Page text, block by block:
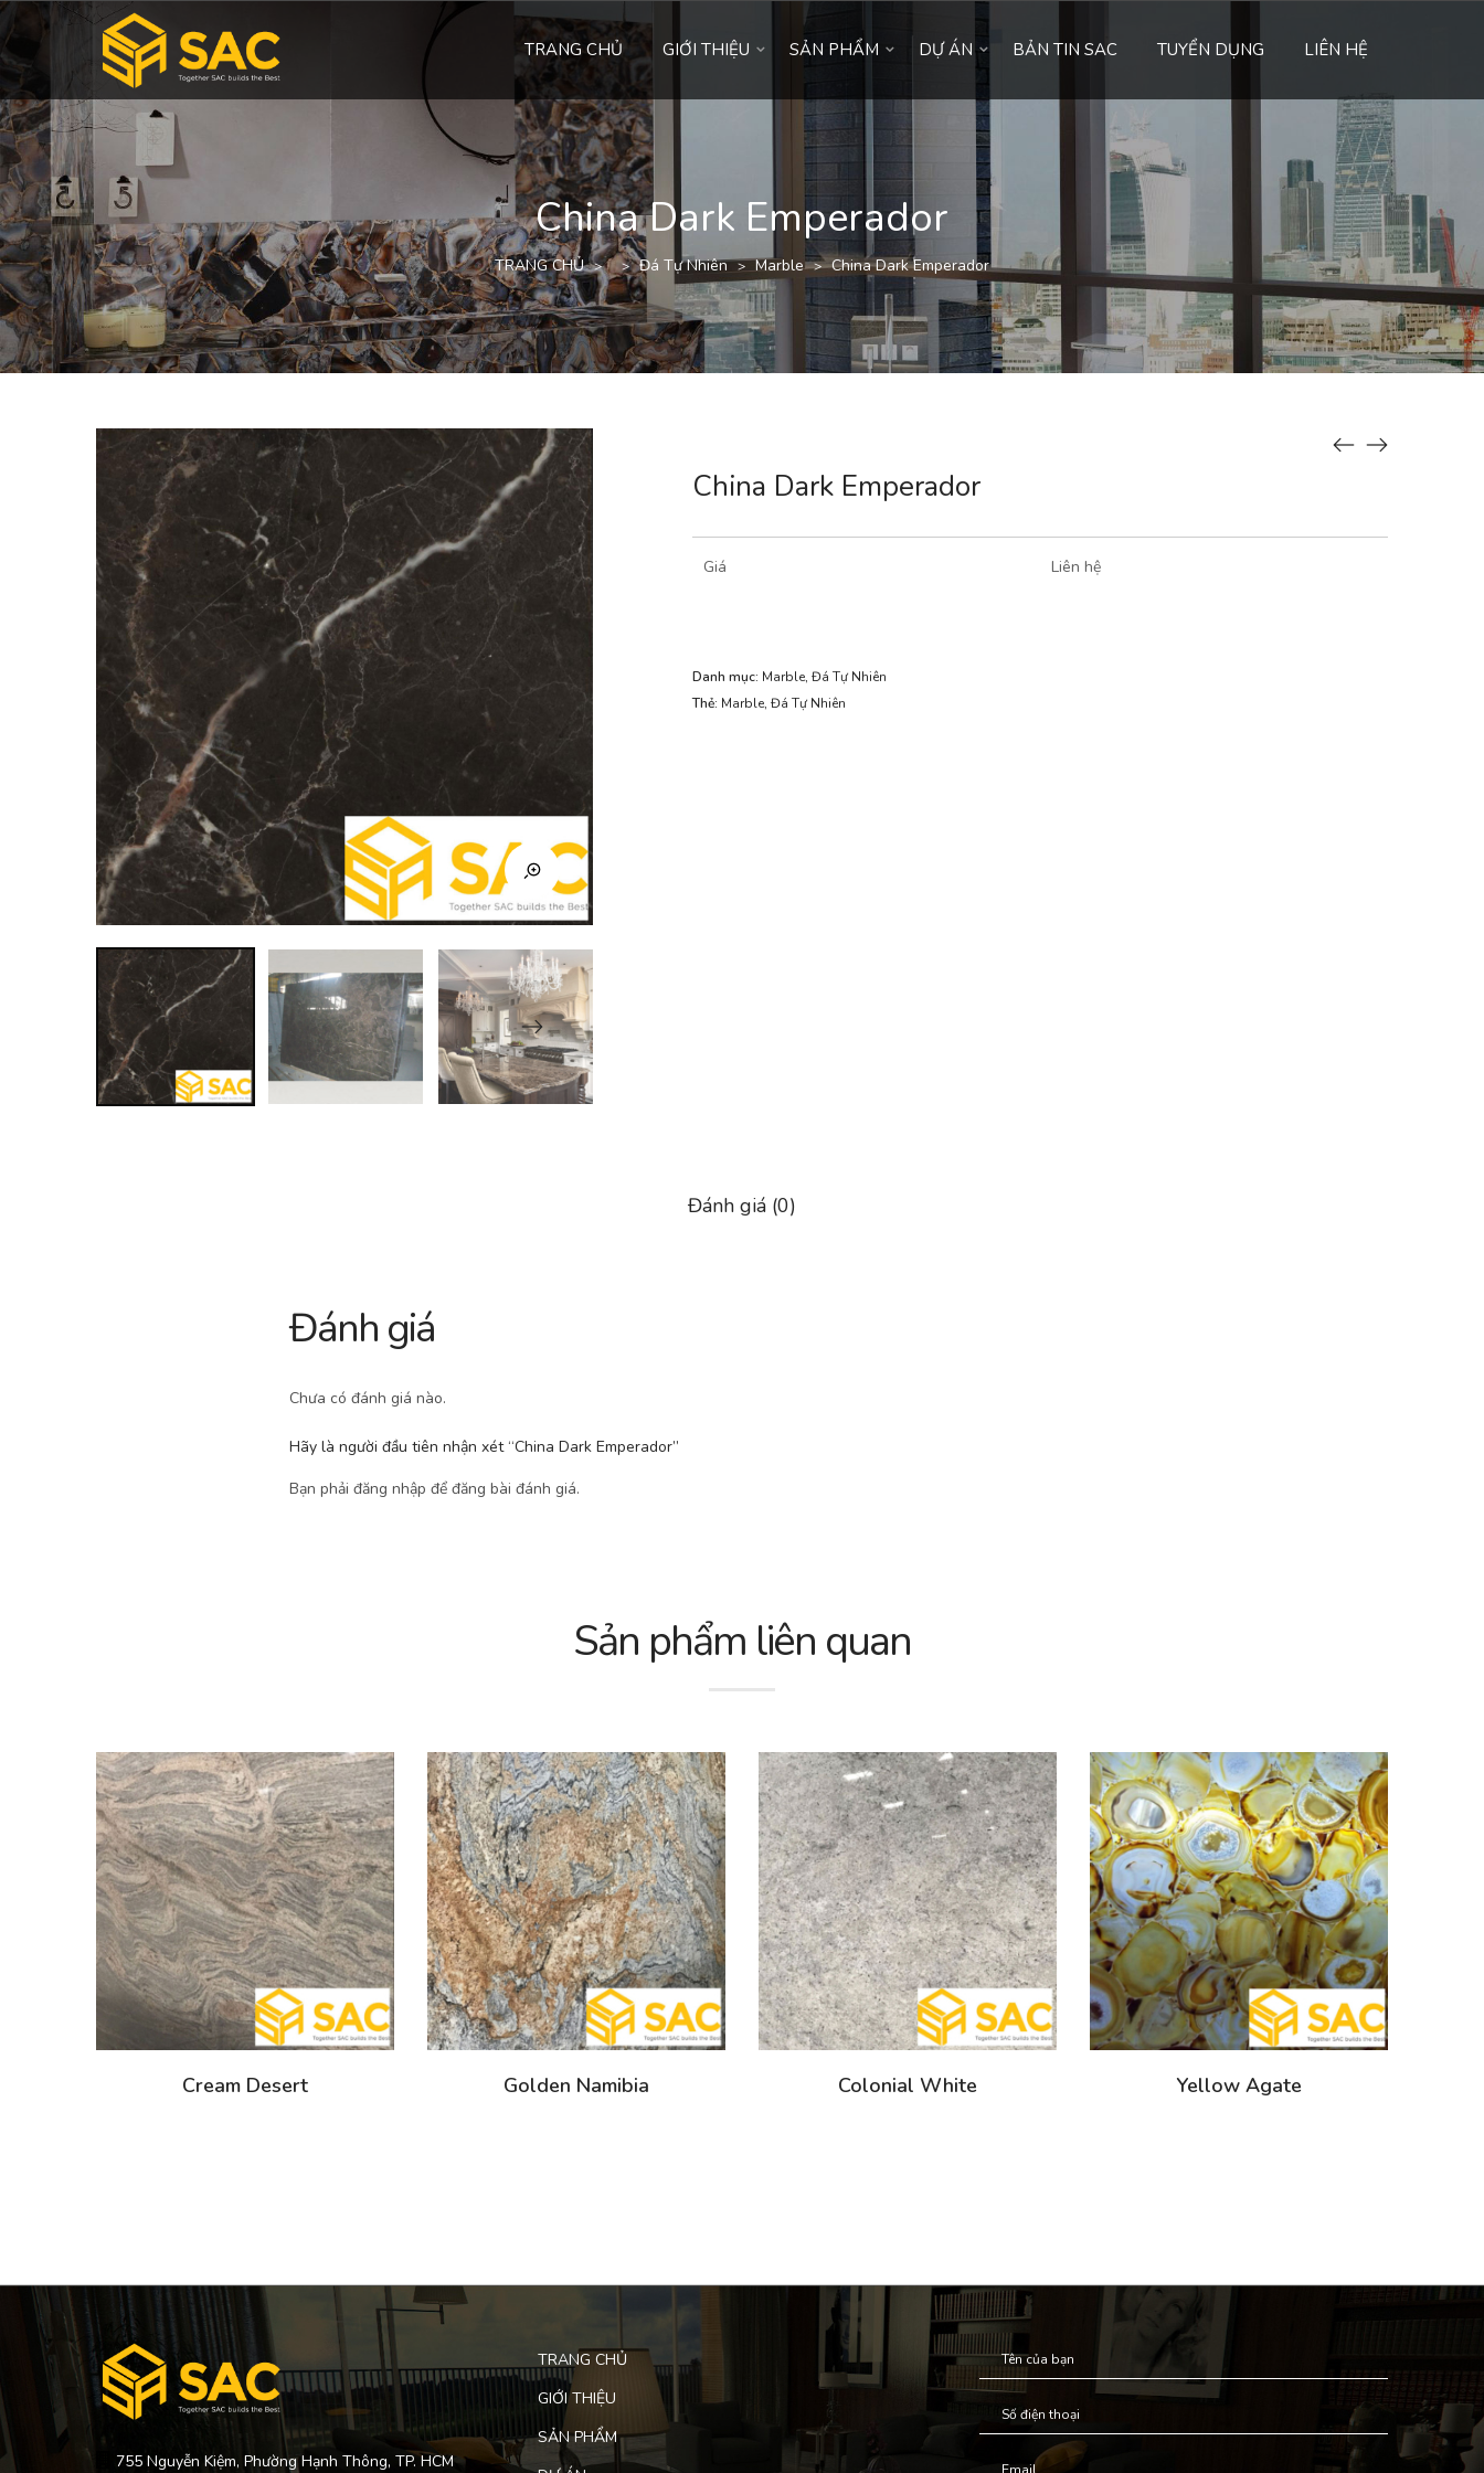
TRANG CHỦ GIỚI THIỆU SẢN PHẨM DỰ ÁN BẢN TIN SAC TUYỂN DỤNG LIÊN HỆ
China Dark Emperador
TRANG CHỦ > > Đá Tự Nhiên > Marble > China Dark Emperador
China Dark Emperador
Giá Liên hệ
Danh mục: Marble, Đá Tự Nhiên
Thẻ: Marble, Đá Tự Nhiên
Đánh giá (0)
Đánh giá
Chưa có đánh giá nào.
Hãy là người đầu tiên nhận xét “China Dark Emperador”
Bạn phải đăng nhập để đăng bài đánh giá.
Sản phẩm liên quan
Cream Desert Golden Namibia Colonial White Yellow Agate
755 Nguyễn Kiệm, Phường Hạnh Thông, TP. HCM
TRANG CHỦ
GIỚI THIỆU
SẢN PHẨM